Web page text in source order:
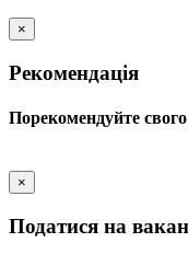
×
Рекомендація
Порекомендуйте
×
Податися на